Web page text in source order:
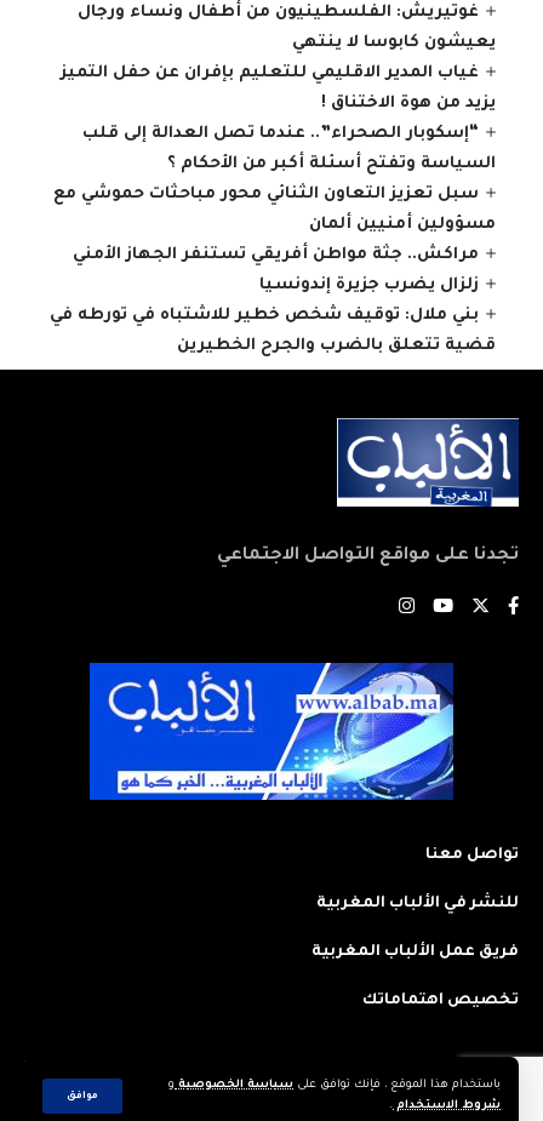
باستخدام هذا الموقع ، فإنك توافق على سياسة الخصوصية و
شروط الاستخدام .
موافق
غوتيريش: الفلسطينيون من أطفال ونساء ورجال
يعيشون كابوسا لا ينتهي
غياب المدير الاقليمي للتعليم بإفران عن حفل التميز
يزيد من هوة الاختناق !
“إسكوبار الصحراء”.. عندما تصل العدالة إلى قلب
السياسة وتفتح أسئلة أكبر من الأحكام ؟
سبل تعزيز التعاون الثنائي محور مباحثات حموشي مع
مسؤولين أمنيين ألمان
مراكش.. جثة مواطن أفريقي تستنفر الجهاز الأمني
زلزال يضرب جزيرة إندونسيا
بني ملال: توقيف شخص خطير للاشتباه في تورطه في
قضية تتعلق بالضرب والجرح الخطيرين
تجدنا على مواقع التواصل الاجتماعي
تواصل معنا
للنشر في الألباب المغربية
فريق عمل الألباب المغربية
تخصيص اهتماماتك
2023 © جميع الحقوق محفوظة لجريدة: الألباب المغربية. تم تصميمه وتطويره